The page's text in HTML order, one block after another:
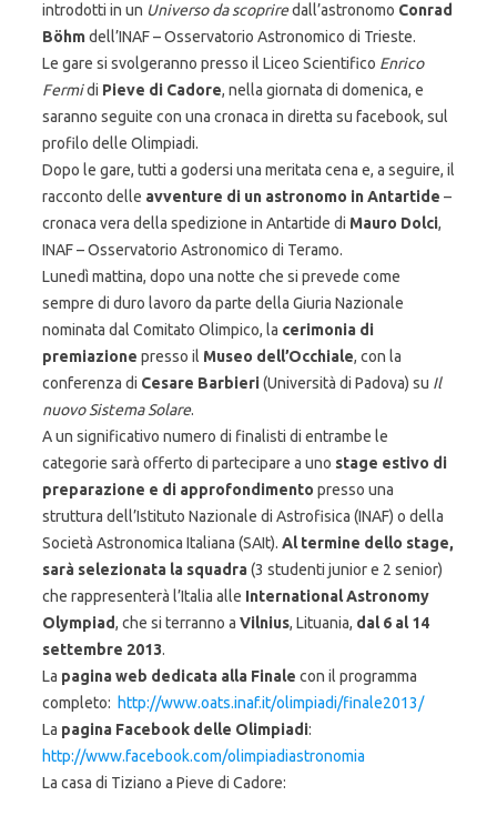
introdotti in un Universo da scopriredall’astronomo Conrad
Böhmdell’INAF – Osservatorio Astronomico di Trieste.
Le gare si svolgeranno presso il Liceo Scientifico Enrico
Fermidi Pieve di Cadore, nella giornata di domenica, e
saranno seguite con una cronaca in diretta su facebook, sul
profilo delle Olimpiadi.
Dopo le gare, tutti a godersi una meritata cena e, a seguire, il
racconto delle avventure di un astronomo in Antartide –
cronaca vera della spedizione in Antartide di Mauro Dolci,
INAF – Osservatorio Astronomico di Teramo.
Lunedì mattina, dopo una notte che si prevede come
sempre di duro lavoro da parte della Giuria Nazionale
nominata dal Comitato Olimpico, la cerimonia di
premiazione presso il Museo dell’Occhiale, con la
conferenza di Cesare Barbieri(Università di Padova) su Il
nuovo Sistema Solare.
A un significativo numero di finalisti di entrambe le
categorie sarà offerto di partecipare a uno stage estivo di
preparazione e di approfondimento presso una
struttura dell’Istituto Nazionale di Astrofisica (INAF) o della
Società Astronomica Italiana (SAIt). Al termine dello stage,
sarà selezionata la squadra(3 studenti junior e 2 senior)
che rappresenterà l’Italia alle International Astronomy
Olympiad, che si terranno a Vilnius, Lituania, dal 6 al 14
settembre 2013.
La pagina web dedicata alla Finale con il programma
completo: http://www.oats.inaf.it/olimpiadi/finale2013/
La pagina Facebook delle Olimpiadi:
http://www.facebook.com/olimpiadiastronomia
La casa di Tiziano a Pieve di Cadore: